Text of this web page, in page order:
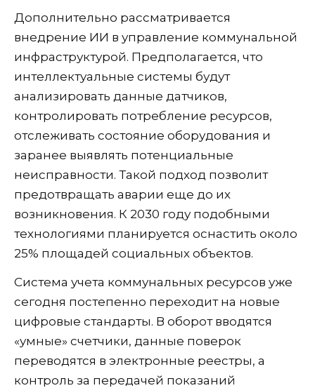
Дополнительно рассматривается
внедрение ИИ в управление коммунальной
инфраструктурой. Предполагается, что
интеллектуальные системы будут
анализировать данные датчиков,
контролировать потребление ресурсов,
отслеживать состояние оборудования и
заранее выявлять потенциальные
неисправности. Такой подход позволит
предотвращать аварии еще до их
возникновения. К 2030 году подобными
технологиями планируется оснастить около
25% площадей социальных объектов.
Система учета коммунальных ресурсов уже
сегодня постепенно переходит на новые
цифровые стандарты. В оборот вводятся
«умные» счетчики, данные поверок
переводятся в электронные реестры, а
контроль за передачей показаний